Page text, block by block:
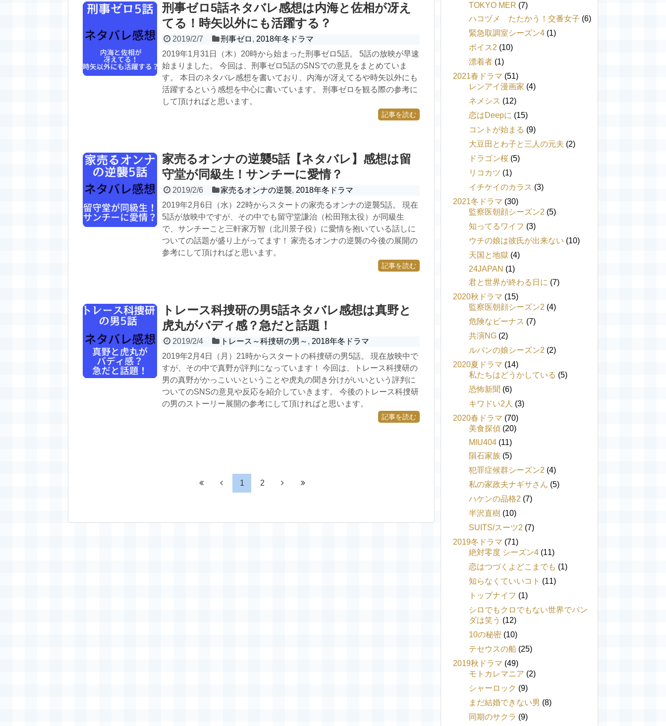
刑事ゼロ5話ネタバレ感想は内海と佐相が冴え
てる！時矢以外にも活躍する？
2019/2/7 刑事ゼロ , 2018年冬ドラマ
2019年1月31日（木）20時から始まった刑事ゼロ5話。 5話の放映が早速
始まりました。 今回は、刑事ゼロ5話のSNSでの意見をまとめていま
す。 本日のネタバレ感想を書いており、内海が冴えてるや時矢以外にも
活躍するという感想を中心に書いています。 刑事ゼロを観る際の参考に
して頂ければと思います。
記事を読む
家売るオンナの逆襲5話【ネタバレ】感想は留
守堂が同級生！サンチーに愛情？
2019/2/6 家売るオンナの逆襲, 2018年冬ドラマ
2019年2月6日（水）22時からスタートの家売るオンナの逆襲5話。 現在
5話が放映中ですが、その中でも留守堂謙治（松田翔太役）が同級生
で、サンチーこと三軒家万智（北川景子役）に愛情を抱いている話しに
ついての話題が盛り上がってます！ 家売るオンナの逆襲の今後の展開の
参考にして頂ければと思います。
記事を読む
トレース科捜研の男5話ネタバレ感想は真野と
虎丸がバディ感？急だと話題！
2019/2/4 トレース～科捜研の男～ , 2018年冬ドラマ
2019年2月4日（月）21時からスタートの科捜研の男5話。 現在放映中で
すが、その中で真野が評判になっています！ 今回は、トレース科捜研の
男の真野がかっこいいということや虎丸の聞き分けがいいという評判に
ついてのSNSの意見や反応を紹介していきます。 今後のトレース科捜研
の男のストーリー展開の参考にして頂ければと思います。
記事を読む
1 2
TOKYO MER (7)
ハコヅメ たたかう！交番女子 (6)
緊急取調室シーズン4 (1)
ボイス2 (10)
漂着者 (1)
2021春ドラマ (51)
レンアイ漫画家 (4)
ネメシス (12)
恋はDeepに (15)
コントが始まる (9)
大豆田とわ子と三人の元夫 (2)
ドラゴン桜 (5)
リコカツ (1)
イチケイのカラス (3)
2021冬ドラマ (30)
監察医朝顔シーズン2 (5)
知ってるワイフ (3)
ウチの娘は彼氏が出来ない (10)
天国と地獄 (4)
24JAPAN (1)
君と世界が終わる日に (7)
2020秋ドラマ (15)
監察医朝顔シーズン2 (4)
危険なビーナス (7)
共演NG (2)
ルパンの娘シーズン2 (2)
2020夏ドラマ (14)
私たちはどうかしている (5)
恐怖新聞 (6)
キワドい2人 (3)
2020春ドラマ (70)
美食探偵 (20)
MIU404 (11)
隕石家族 (5)
犯罪症候群シーズン2 (4)
私の家政夫ナギサさん (5)
ハケンの品格2 (7)
半沢直樹 (10)
SUITS/スーツ2 (7)
2019冬ドラマ (71)
絶対零度 シーズン4 (11)
恋はつづくよどこまでも (1)
知らなくていいコト (11)
トップナイフ (1)
シロでもクロでもない世界でパン
ダは笑う (12)
10の秘密 (10)
テセウスの船 (25)
2019秋ドラマ (49)
モトカレマニア (2)
シャーロック (9)
まだ結婚できない男 (8)
同期のサクラ (9)